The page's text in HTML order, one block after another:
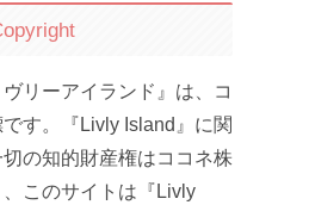
ヴリーアイランド』は、コ
す。『Livly Island』に関
の知的財産権はココネ株
このサイトは『Livly